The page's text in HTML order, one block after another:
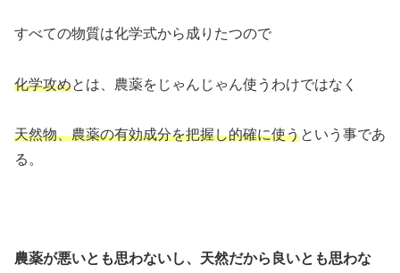
すべての物質は化学式から成りたつので
化学攻めとは、農薬をじゃんじゃん使うわけではなく
天然物、農薬の有効成分を把握し的確に使うという事であ
る。
農薬が悪いとも思わないし、天然だから良いとも思わな